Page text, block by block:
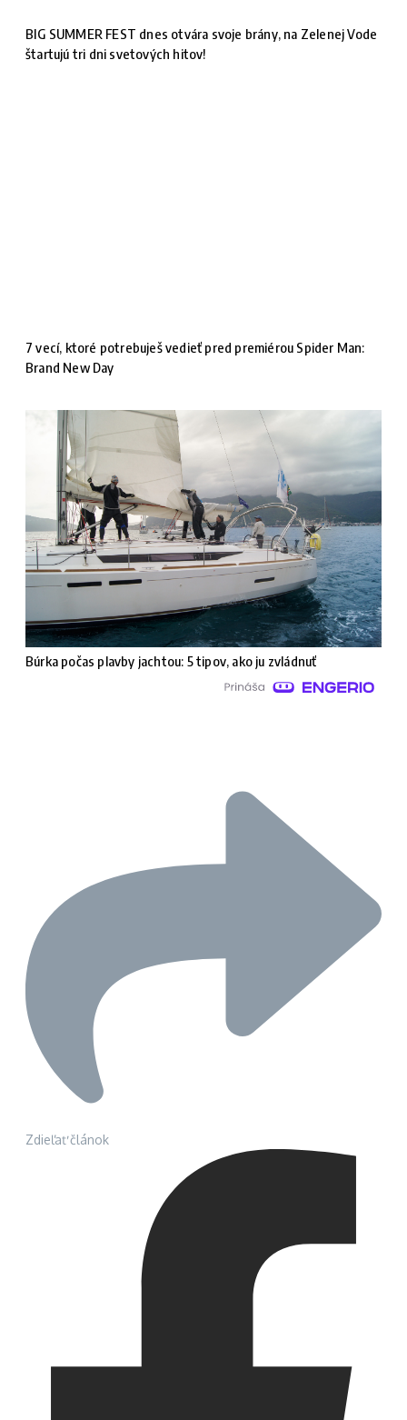
BIG SUMMER FEST dnes otvára svoje brány, na Zelenej Vode
štartujú tri dni svetových hitov!
7 vecí, ktoré potrebuješ vedieť pred premiérou Spider Man:
Brand New Day
Búrka počas plavby jachtou: 5 tipov, ako ju zvládnuť
Zdieľať článok